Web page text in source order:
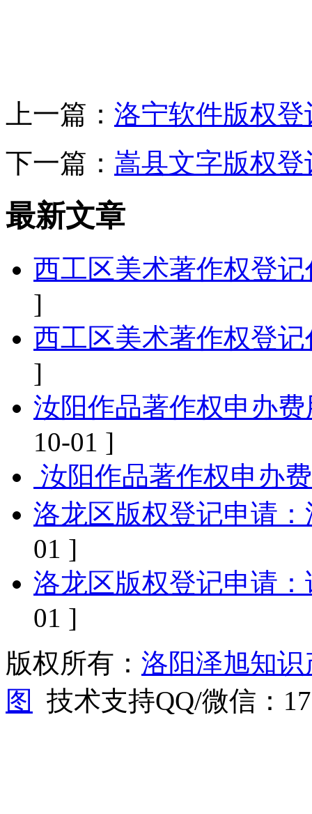
上一篇： 洛宁软件版权
下一篇： 嵩县文字版权
最新文章
西工区美术著作权登
]
西工区美术著作权登
]
汝阳作品著作权申办
10-01 ]
汝阳作品著作权申办
洛龙区版权登记申请‌
01 ]
洛龙区版权登记申请‌
01 ]
版权所有： 洛阳泽旭知
图
技术支持QQ/微信：